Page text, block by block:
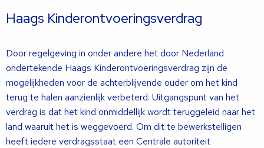
Haags Kinderontvoeringsverdrag
Door regelgeving in onder andere het door Nederland
ondertekende Haags Kinderontvoeringsverdrag zijn de
mogelijkheden voor de achterblijvende ouder om het kind
terug te halen aanzienlijk verbeterd. Uitgangspunt van het
verdrag is dat het kind onmiddellijk wordt teruggeleid naar het
land waaruit het is weggevoerd. Om dit te bewerkstelligen
heeft iedere verdragsstaat een Centrale autoriteit